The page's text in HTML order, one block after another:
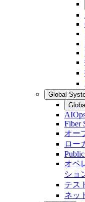
Global
Fiber
オー
ロー
オペ
ショ
テス
ネッ